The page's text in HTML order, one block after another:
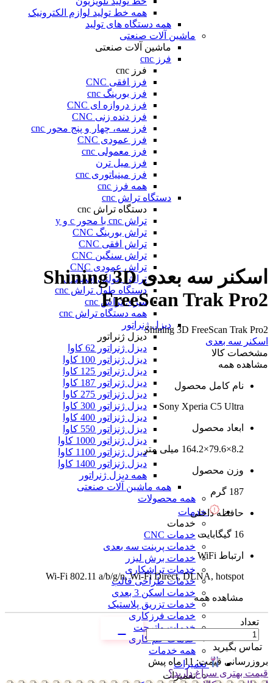
همه خط تولید لوازم الکترونیک
همه دستگاه های تولید
ماشین آلات صنعتی
ماشین آلات صنعتی
فرز cnc
فرز cnc
فرز افقی CNC
فرز بورینگ cnc
فرز دروازه ای CNC
فرز دنده زنی CNC
فرز سه، چهار و پنج محور cnc
فرز عمودی CNC
فرز معمولی cnc
فرز میل ترن
فرز مینیاتوری cnc
همه فرز cnc
دستگاه تراش cnc
دستگاه تراش cnc
تراش cnc با محور c و y
تراش بورینگ CNC
تراش افقی CNC
تراش سنگین CNC
تراش عمودی CNC
تراش مولتی اسپیندل
دستگاه طول تراش cnc
سری تراش cnc
همه دستگاه تراش cnc
دیزل ژنراتور
دیزل ژنراتور
دیزل ژنراتور 62 کاوا
دیزل ژنزاتور 100 کاوا
دیزل ژنراتور 125 کاوا
دیزل ژنراتور 187 کاوا
دیزل ژنزاتور 275 کاوا
دیزل ژنزاتور 300 کاوا
دیزل ژنزاتور 400 کاوا
دیزل ژنزاتور 550 کاوا
دیزل ژنزاتور 1000 کاوا
دیزل ژنزاتور 1100 کاوا
دیزل ژنزاتور 1400 کاوا
همه دیزل ژنراتور
همه ماشین آلات صنعتی
همه محصولات
خدمات
خدمات
خدمات CNC
خدمات پرینت سه بعدی
خدمات برش لیزر
خدمات تراشکاری
خدمات طراحی قالب
خدمات اسکن 3 بعدی
خدمات تزریق پلاستیک
خدمات فرزکاری
خدمات واترجت
خدمات خم کاری
همه خدمات
تعمیرات
تعمیرات
اسکنر سه بعدی Shining 3D
FreeScan Trak Pro2
Shining 3D FreeScan Trak Pro2
اسکنر سه بعدی
مشخصات کالا
مشاهده همه
نام کامل محصول
Sony Xperia C5 Ultra
ابعاد محصول
8.2×79.6×164.2 میلی متر
وزن محصول
187 گرم
حافظه داخلی
16 گیگابایت
ارتباط WiFi
Wi-Fi 802.11 a/b/g/n, Wi-Fi Direct, DLNA, hotspot
مشاهده همه
تعداد
تماس بگیرید
بروزرسانی قیمت: 11 ماه پیش
قیمت بهتری سراغ دارید؟